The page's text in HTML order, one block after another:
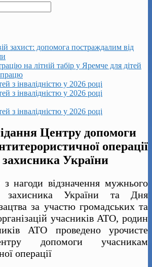
захист: допомога постраждалим від
на літній табір у Яремче для дітей
працю
з інвалідністю у 2026 році
з інвалідністю у 2026 році
з інвалідністю у 2026 році
Центру допомоги
операції
України
нагоди відзначення мужнього
України та Дня
за участю громадських та
учасників АТО, родин
АТО проведено урочисте
допомоги учасникам
операції